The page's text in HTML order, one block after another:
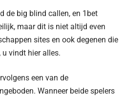
de big blind callen, en 1bet
maar dit is niet altijd even
sites en ook degenen die
vindt hier alles.
een van de
Wanneer beide spelers